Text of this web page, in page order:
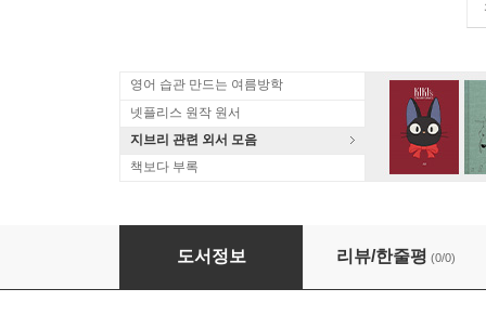
영어 습관 만드는 여름방학
넷플리스 원작 원서
지브리 관련 외서 모음
책보다 부록
確認申請マニュアルコンプリート版2026-27
도서정보 리뷰/한줄평 (0/0)